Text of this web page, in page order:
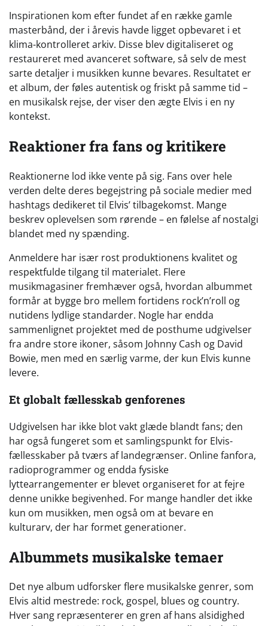
Inspirationen kom efter fundet af en række gamle
masterbånd, der i årevis havde ligget opbevaret i et
klima-kontrolleret arkiv. Disse blev digitaliseret og
restaureret med avanceret software, så selv de mest
sarte detaljer i musikken kunne bevares. Resultatet er
et album, der føles autentisk og friskt på samme tid –
en musikalsk rejse, der viser den ægte Elvis i en ny
kontekst.
Reaktioner fra fans og kritikere
Reaktionerne lod ikke vente på sig. Fans over hele
verden delte deres begejstring på sociale medier med
hashtags dedikeret til Elvis’ tilbagekomst. Mange
beskrev oplevelsen som rørende – en følelse af nostalgi
blandet med ny spænding.
Anmeldere har især rost produktionens kvalitet og
respektfulde tilgang til materialet. Flere
musikmagasiner fremhæver også, hvordan albummet
formår at bygge bro mellem fortidens rock’n’roll og
nutidens lydlige standarder. Nogle har endda
sammenlignet projektet med de posthume udgivelser
fra andre store ikoner, såsom Johnny Cash og David
Bowie, men med en særlig varme, der kun Elvis kunne
levere.
Et globalt fællesskab genforenes
Udgivelsen har ikke blot vakt glæde blandt fans; den
har også fungeret som et samlingspunkt for Elvis-
fællesskaber på tværs af landegrænser. Online fanfora,
radioprogrammer og endda fysiske
lyttearrangementer er blevet organiseret for at fejre
denne unikke begivenhed. For mange handler det ikke
kun om musikken, men også om at bevare en
kulturarv, der har formet generationer.
Albummets musikalske temaer
Det nye album udforsker flere musikalske genrer, som
Elvis altid mestrede: rock, gospel, blues og country.
Hver sang repræsenterer en gren af hans alsidighed